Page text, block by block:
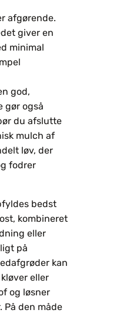
afgørende.
giver en
minimal
god,
gør også
du afslutte
mulch af
løv, der
fodrer
bedst
kombineret
eller
på
kan
eller
og løsner
På den måde